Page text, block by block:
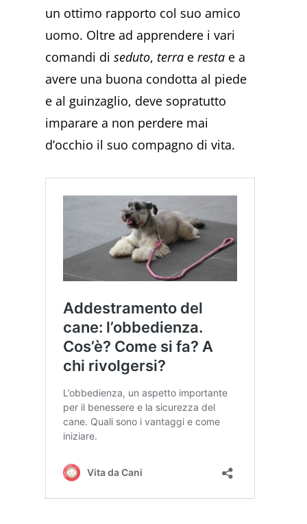
un ottimo rapporto col suo amico
uomo. Oltre ad apprendere i vari
comandi diseduto, terra eresta e a
avere una buona condotta al piede
e al guinzaglio, deve sopratutto
imparare a non perdere mai
d’occhio il suo compagno di vita.